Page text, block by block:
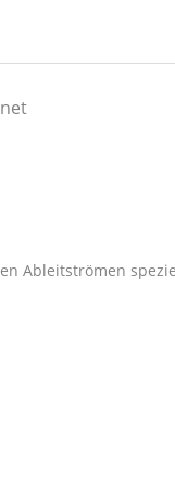
Ableitströmen